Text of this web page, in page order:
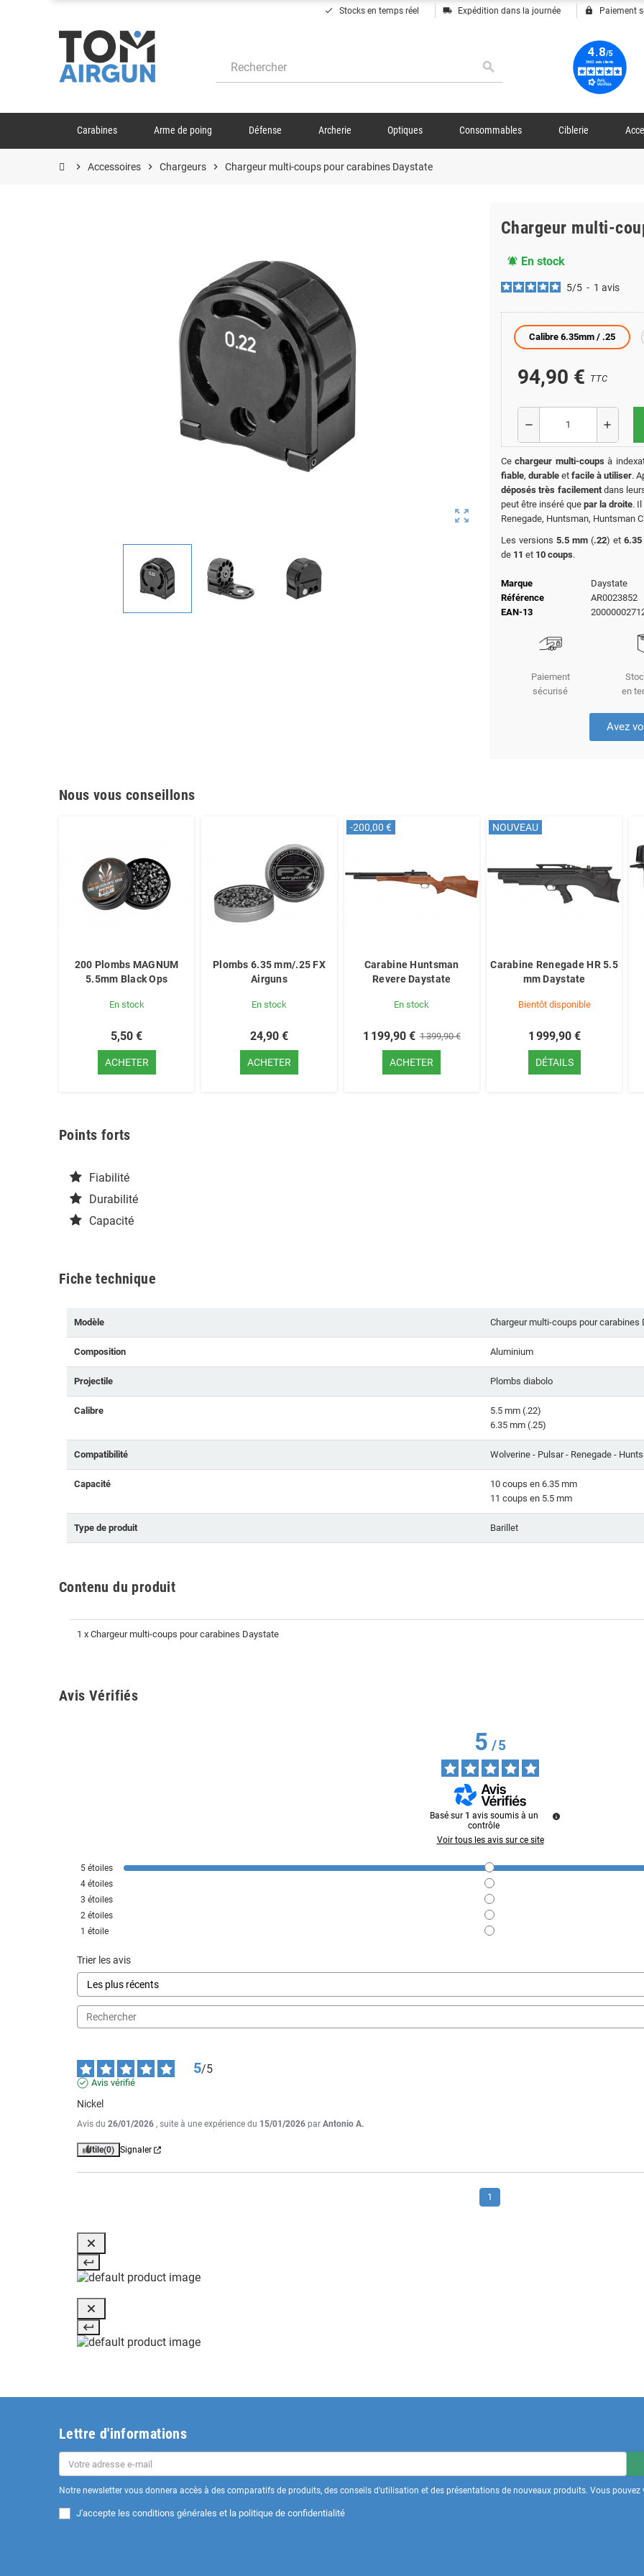
done Stocks en temps réel local_shipping Expédition dans la journée lock Paiement
search
Carabines Arme de poing Défense Archerie Optiques Consommables Ciblerie
chevron_right Accessoires chevron_right Chargeurs chevron_right Chargeur multi-coups pour carabines Daystate
zoom_out_map
Chargeur multi-
notifications_active En stock
5/5 - 1 avis
Calibre 6.35mm / .25
94,90 € TTC
remove add
Cechargeur multi-coupsà
fiable, durable et facile à utiliser.
déposés très facilementdans
peut être inséré que par la droite.
Renegade, Huntsman, Huntsman
Les versions5.5 mm (.22) et
de 11 et 10 coups.
Marque
Daystate
Référence
AR0023852
EAN-13
Paiement
sécurisé
en
Avez
Nous vous conseillons
200 Plombs MAGNUM
5.5mm Black Ops
En stock
5,50 €
ACHETER
Plombs 6.35 mm/.25 FX
Airguns
En stock
24,90 €
ACHETER
-200,00 €
Carabine Huntsman
Revere Daystate
En stock
1 199,90 € 1 399,90 €
ACHETER
NOUVEAU
Carabine Renegade HR 5.5
mm Daystate
Bientôt disponible
1 999,90 €
DÉTAILS
Points forts
Fiabilité
Durabilité
Capacité
Fiche technique
Modèle Chargeur multi-coups pour carabines
Composition Aluminium
Projectile Plombs diabolo
Calibre
5.5 mm (.22)
6.35 mm (.25)
Compatibilité Wolverine - Pulsar - Renegade -
Capacité
10 coups en 6.35 mm
11 coups en 5.5 mm
Type de produit Barillet
Contenu du produit
1 x Chargeur multi-coups pour carabines Daystate
Avis Vérifiés
5/5
Basé sur 1 avis soumis à un
contrôle
Voir tous les avis sur ce site
5 étoiles
4 étoiles
3 étoiles
2 étoiles
1 étoile
Trier les avis
5/5
Avis vérifié
Nickel
Avis du 26/01/2026 , suite à une expérience du 15/01/2026 par Antonio A.
Utile(0) Signaler
1
Lettre d'informations
Notre newsletter vous donnera accès à des comparatifs de produits, des conseils d'utilisation et des présentations de nouveaux produits. Vous
J'accepte les conditions générales et la politique de confidentialité